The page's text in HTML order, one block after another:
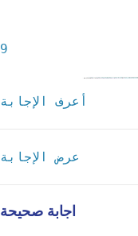
9
أعرف الإجابة
عرض الإجابة
اجابة صحيحة